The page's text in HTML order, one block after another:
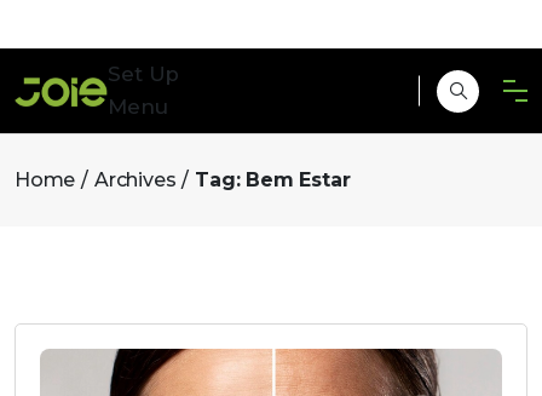
Set Up
Menu
Home Archives Tag: Bem Estar